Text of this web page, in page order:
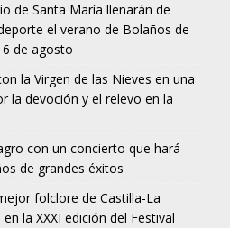
de Santa María llenarán de
el verano de Bolaños de
de agosto
la Virgen de las Nieves en una
la devoción y el relevo en la
con un concierto que hará
de grandes éxitos
folclore de Castilla-La
la XXXI edición del Festival